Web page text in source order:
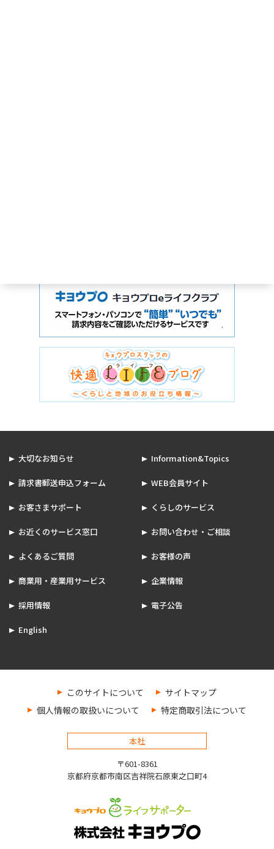
大切なお知らせ Information&Topics
請求書郵送申込フォーム WEB会員サイト
お客さまサポート くらしのサービス
お近くのサービス窓口 お問い合わせ・ご相談
よくあるご質問 お客様の声
商業用・産業用サービス 企業情報
採用情報 電子公告
English
本社
〒601-8361
京都府京都市南区吉祥院石原東之口町4
このサイトについて
サイトマップ
個人情報の取扱いについて
特定商取引法について